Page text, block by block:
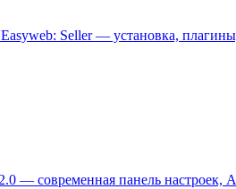
Seller — установка,
— современная панель